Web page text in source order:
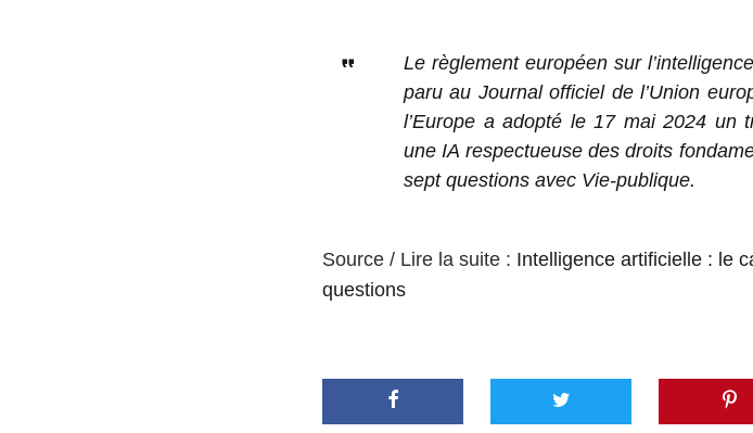
Le règlement européen sur
paru au Journal officiel de l’Union
l’Europe a adopté le 17 mai 2024 un
une IA respectueuse des droits
sept questions avec Vie-publique.
Source / Lire la suite : Intelligence artificielle : le
questions